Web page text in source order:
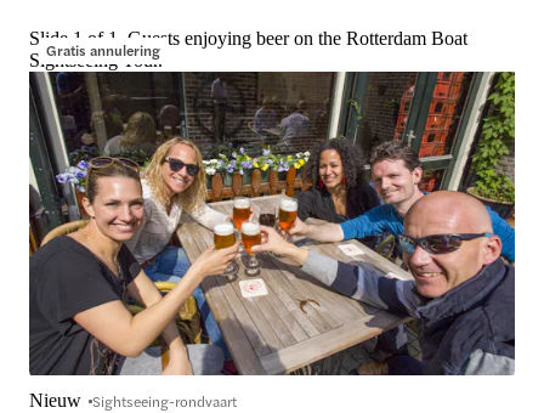
Gratis annulering
Slide 1 of 1, Guests enjoying beer on the Rotterdam Boat
Sightseeing Tour.
Nieuw Sightseeing-rondvaart